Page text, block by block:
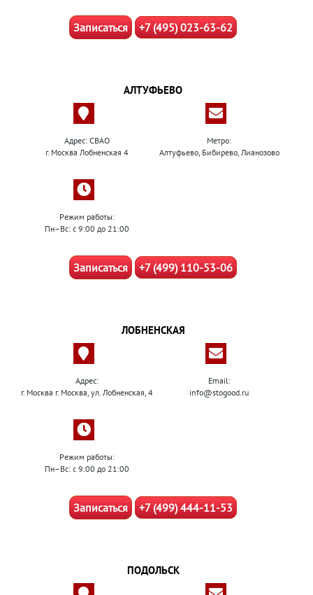
Записаться +7 (495) 023-63-62
АЛТУФЬЕВО
Адрес: СВАО
г. Москва Лобненская 4
Метро:
Алтуфьево, Бибирево, Лианозово
Режим работы:
Пн–Вс: с 9:00 до 21:00
Записаться +7 (499) 110-53-06
ЛОБНЕНСКАЯ
Адрес:
г. Москва г. Москва, ул. Лобненская, 4
Email:
info@stogood.ru
Режим работы:
Пн–Вс: с 9:00 до 21:00
Записаться +7 (499) 444-11-53
ПОДОЛЬСК